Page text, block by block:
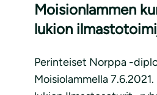
Moisionlammen
lukion
Perinteiset Norppa -
Moisiolammella